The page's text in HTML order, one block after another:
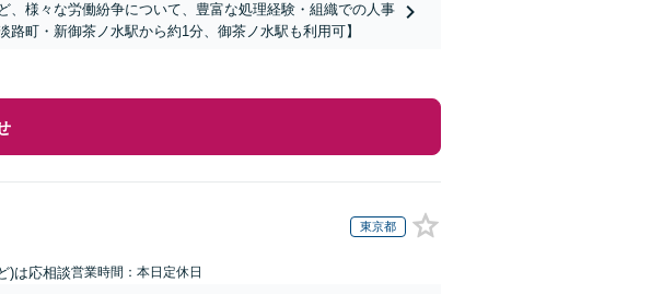
、様々な労働紛争について、豊富な処理経験・組織での人事
町・新御茶ノ水駅から約1分、御茶ノ水駅も利用可】
東京都
)は応相談営業時間：本日定休日